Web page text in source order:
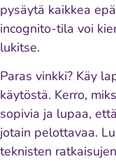
pysäytä kaikkea
incognito-tila voi
lukitse.
Paras vinkki? Käy
käytöstä. Kerro,
sopivia ja lupaa,
jotain pelottavaa.
teknisten